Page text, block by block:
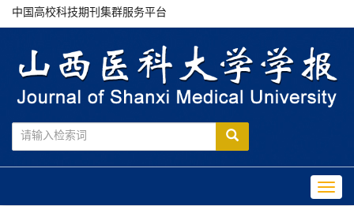
中国高校科技期刊集群服务平台